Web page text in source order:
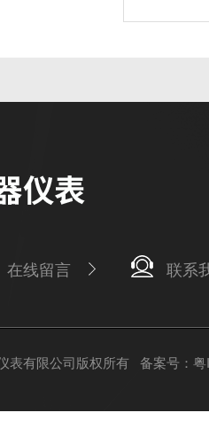
在线留言 联系
表有限公司版权所有 备案号：